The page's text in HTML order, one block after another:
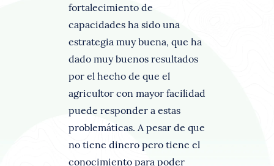
fortalecimiento de
capacidades ha sido una
estrategia muy buena, que ha
dado muy buenos resultados
por el hecho de que el
agricultor con mayor facilidad
puede responder a estas
problemáticas. A pesar de que
no tiene dinero pero tiene el
conocimiento para poder